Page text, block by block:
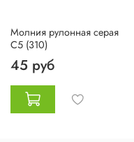
Молния рулонная серая
C5 (310)
45 руб